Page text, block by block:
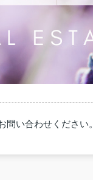
い合わせください。